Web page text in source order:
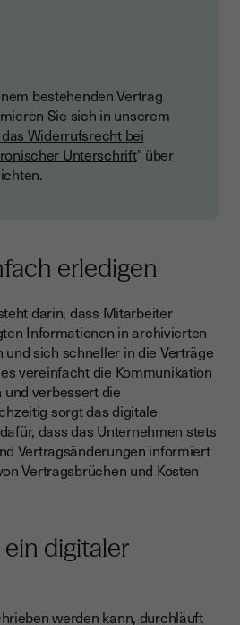
bestehenden Vertrag
Sie sich in unserem
Widerrufsrecht bei
Unterschrift" über
erledigen
darin, dass Mitarbeiter
Informationen in archivierten
sich schneller in die Verträge
vereinfacht die Kommunikation
verbessert die
sorgt das digitale
dass das Unternehmen stets
Vertragsänderungen informiert
Vertragsbrüchen und Kosten
digitaler
werden kann, durchläuft